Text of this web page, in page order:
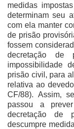
medidas
determinam seu
com ela manter
de prisão
fossem
decretação de
impossibilidade
prisão civil, para
relativa ao
CF/88). Assim,
passou a
decretação de
descumpre